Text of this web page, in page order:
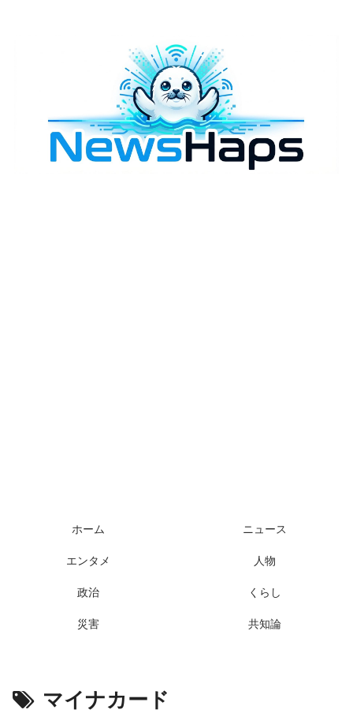
ホーム ニュース
エンタメ 人物
政治 くらし
災害 共知論
マイナカード